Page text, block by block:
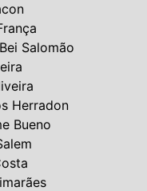
Salomão
Herradon
Bueno